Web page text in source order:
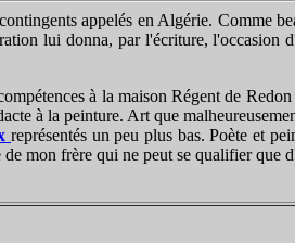
appelés en Algérie. Comme
lui donna, par l'écriture, l'occasion
à la maison Régent de
à la peinture. Art que
représentés un peu plus bas. Poète et
de mon frère qui ne peut se qualifier